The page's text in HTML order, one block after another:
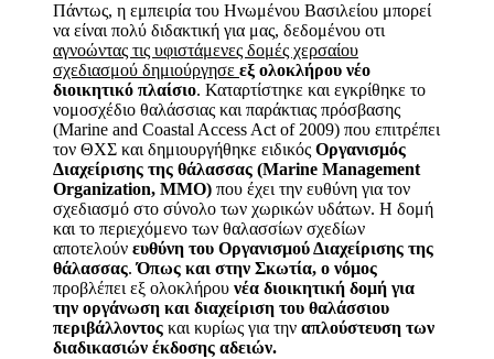
Πάντως, η εμπειρία του Ηνωμένου Βασιλείου μπορεί
να είναι πολύ διδακτική για μας, δεδομένου οτι
αγνοώντας τις υφιστάμενες δομές χερσαίου
σχεδιασμού δημιούργησε εξ ολοκλήρου νέο
διοικητικό πλαίσιο. Καταρτίστηκε και εγκρίθηκε το
νομοσχέδιο θαλάσσιας και παράκτιας πρόσβασης
(Marine and Coastal Access Act of 2009) που επιτρέπει
τον ΘΧΣ και δημιουργήθηκε ειδικός Οργανισμός
Διαχείρισης της θάλασσας (Marine Management
Organization, MMO) που έχει την ευθύνη για τον
σχεδιασμό στο σύνολο των χωρικών υδάτων. Η δομή
και το περιεχόμενο των θαλασσίων σχεδίων
αποτελούν ευθύνη του Οργανισμού Διαχείρισης της
θάλασσας.Όπως και στην Σκωτία, ο νόμος
προβλέπει εξ ολοκλήρου νέα διοικητική δομή για
την οργάνωση και διαχείριση του θαλάσσιου
περιβάλλοντος και κυρίως για την απλούστευση των
διαδικασιών έκδοσης αδειών.